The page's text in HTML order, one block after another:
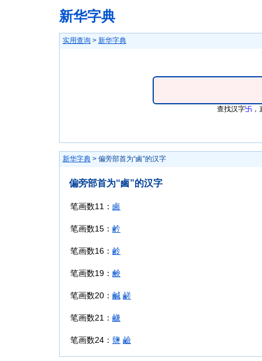
新华字典
实用查询 > 新华字典
查找汉字卐
新华字典 > 偏旁部首为“鹵”的汉字
偏旁部首为“鹵”的汉字
笔画数11： 鹵
笔画数15： 鹶
笔画数16： 鹷
笔画数19： 鹸
笔画数20： 鹹 鹺
笔画数21： 鹻
笔画数24： 鹽 鹼